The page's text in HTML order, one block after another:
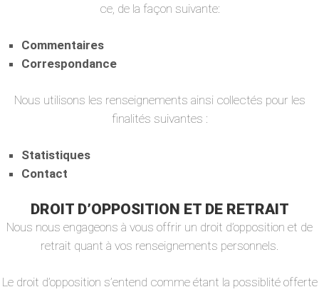
ce, de la façon suivante:
Commentaires
Correspondance
Nous utilisons les renseignements ainsi collectés pour les
finalités suivantes :
Statistiques
Contact
DROIT D’OPPOSITION ET DE RETRAIT
Nous nous engageons à vous offrir un droit d’opposition et de
retrait quant à vos renseignements personnels.
Le droit d’opposition s’entend comme étant la possiblité offerte